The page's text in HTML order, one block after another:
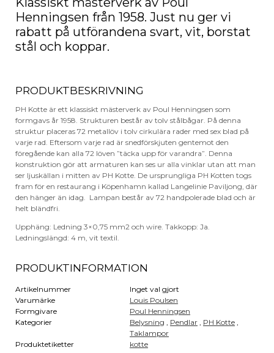
Henningsen från 1958. Just nu ger vi
rabatt på utförandena svart, vit, borstat
stål och koppar.
PRODUKTBESKRIVNING
PH Kotte är ett klassiskt mästerverk av Poul Henningsen som
formgavs år 1958. Strukturen består av tolv stålbågar. På denna
struktur placeras 72 metallöv i tolv cirkulära rader med sex blad på
varje rad. Eftersom varje rad är snedförskjuten gentemot den
föregående kan alla 72 löven ”täcka upp för varandra”. Denna
konstruktion gör att armaturen kan ses ur alla vinklar utan att man
ser ljuskällan i mitten av PH Kotte. De ursprungliga PH Kotten togs
fram för en restaurang i Köpenhamn kallad Langelinie Paviljong, där
den hänger än idag. Lampan består av 72 handpolerade blad och är
helt bländfri.
Upphäng: Ledning 3×0,75 mm2 och wire. Takkopp: Ja.
Ledningslängd: 4 m, vit textil.
PRODUKTINFORMATION
Artikelnummer
Inget val gjort
Varumärke
Louis Poulsen
Formgivare
Poul Henningsen
Kategorier
Belysning Pendlar PH Kotte
Taklampor
Produktetiketter
kotte